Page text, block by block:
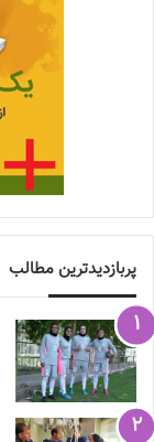
پربازدیدترین مطالب